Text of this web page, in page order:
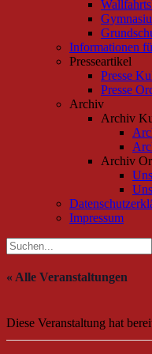
Informationen
Presseartikel
Presse
Presse
Archiv
Archiv
Archiv
Impressum
Suchen
Suchen
nach:
« Alle Veranstaltungen
Diese Veranstaltung hat